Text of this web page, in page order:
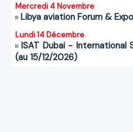
Mercredi 4 Novembre
Libya aviation Forum &
Lundi 14 Décembre
ISAT Dubai - International
(au 15/12/2026)